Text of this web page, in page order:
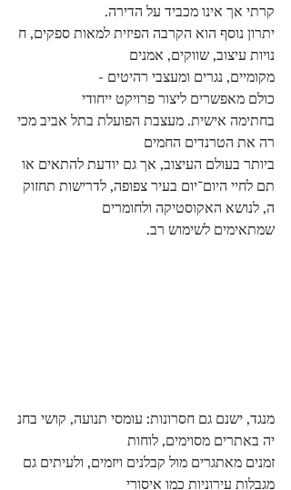
קרתי אך אינו מכביד על הדירה.
יתרון נוסף הוא הקרבה הפיזית למאות ספקים, ח
נויות עיצוב, שווקים, אמנים
מקומיים, נגרים ומעצבי רהיטים -
כולם מאפשרים ליצור פרויקט ייחודי
בחתימה אישית. מעצבת הפועלת בתל אביב מכי
רה את הטרנדים החמים
ביותר בעולם העיצוב, אך גם יודעת להתאים או
תם לחיי היום־יום בעיר צפופה, לדרישות תחזוק
ה, לנושא האקוסטיקה ולחומרים
שמתאימים לשימוש רב.
מנגד, ישנם גם חסרונות: עומסי תנועה, קושי בחנ
יה באתרים מסוימים, לוחות
זמנים מאתגרים מול קבלנים ויזמים, ולעיתים גם
מגבלות עירוניות כמו איסורי